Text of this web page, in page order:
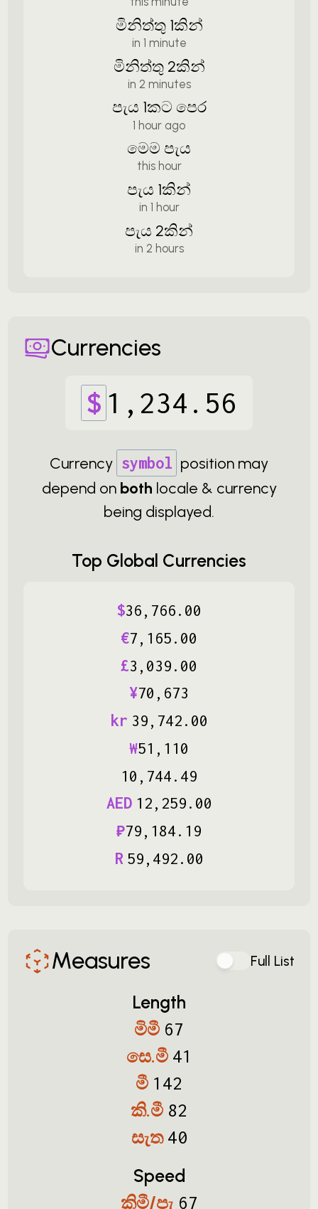
මිනිත්තු 1කින්
in 1 minute
මිනිත්තු 2කින්
in 2 minutes
පැය 1කට පෙර
1 hour ago
මෙම පැය
this hour
පැය 1කින්
in 1 hour
පැය 2කින්
in 2 hours
Currencies
$ 1 , 234 . 56
Currency symbol position may
depend on both locale & currency
being displayed.
Top Global Currencies
$36, 766. 00
€7, 165. 00
£3 , 039. 00
¥70 , 673
kr 39, 742. 00
₩51 , 110
10 , 744. 49
AED 12, 259. 00
₽79, 184. 19
R 59, 492. 00
Measures Full List
Length
මිමී 67
සෙ.මී 41
මී 142
කි.මී 82
සැත 40
Speed
කිමී/පැ 67